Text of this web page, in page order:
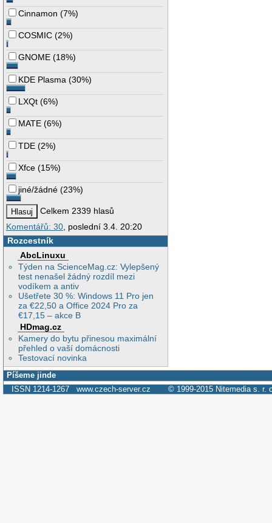
Cinnamon (7%)
COSMIC (2%)
GNOME (18%)
KDE Plasma (30%)
LXQt (6%)
MATE (6%)
TDE (2%)
Xfce (15%)
jiné/žádné (23%)
Celkem 2339 hlasů
Komentářů: 30 , poslední 3.4. 20:20
Rozcestník
AbcLinuxu
Týden na ScienceMag.cz: Vylepšený
test nenašel žádný rozdíl mezi
vodíkem a antiv
Ušetřete 30 %: Windows 11 Pro jen
za €22,50 a Office 2024 Pro za
€17,15 – akce B
HDmag.cz
Kamery do bytu přinesou maximální
přehled o vaší domácnosti
Testovací novinka
Píšeme jinde
ISSN 1214-1267 www.czech-server.cz © 1999-2015 Nitemedia s. r.